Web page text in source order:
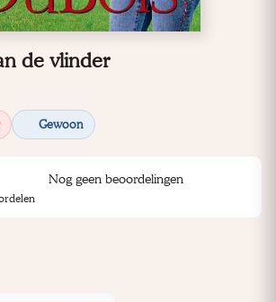
de vlinder
Gewoon
Nog geen beoordelingen